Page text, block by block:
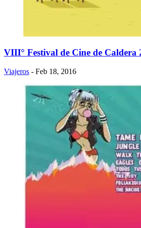
VIII° Festival de Cine de Caldera
Viajeros - Feb 18, 2016